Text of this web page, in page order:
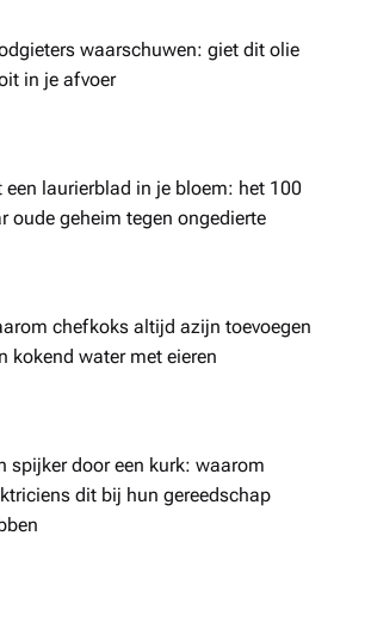
waarschuwen: giet dit olie
in je afvoer
een laurierblad in je bloem: het 100
oude geheim tegen ongedierte
chefkoks altijd azijn toevoegen
kokend water met eieren
spijker door een kurk: waarom
dit bij hun gereedschap